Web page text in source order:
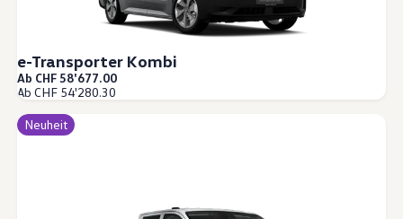
e-Transporter Kombi
Ab CHF 58'677.00
Ab CHF 54'280.30
Neuheit